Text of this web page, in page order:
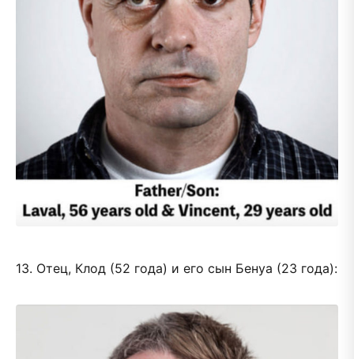
13. Отец, Клод (52 года) и его сын Бенуа (23 года):